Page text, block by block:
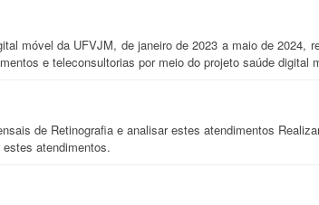
móvel da UFVJM, de janeiro de 2023 a maio de 2024,
e teleconsultorias por meio do projeto saúde digital
de Retinografia e analisar estes atendimentos
atendimentos.